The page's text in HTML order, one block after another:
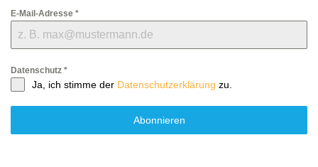
E-Mail-Adresse *
Datenschutz *
Ja, ich stimme der Datenschutzerklärung zu.
Abonnieren